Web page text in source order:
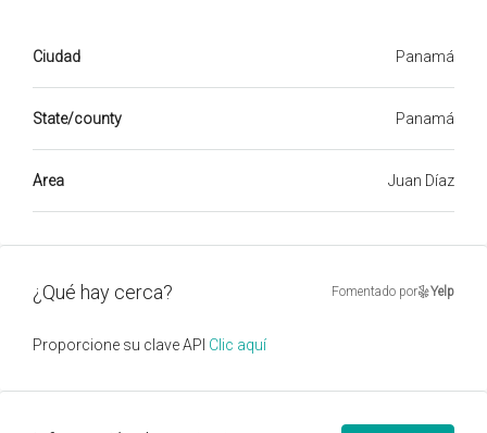
Ciudad Panamá
State/county Panamá
Area Juan Díaz
¿Qué hay cerca? Fomentado por Yelp
Proporcione su clave API Clic aquí